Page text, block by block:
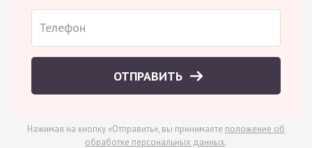
ОТПРАВИТЬ
Нажимая на кнопку «Отправить», вы принимаете положение об
обработке персональных данных.